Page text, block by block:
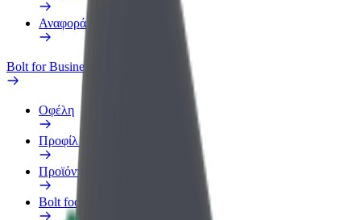
Αναφορά οχήματος
Bolt for Business
Οφέλη
Προφίλ Εργασίας
Προϊόντα
Bolt food για επιχειρήσεις